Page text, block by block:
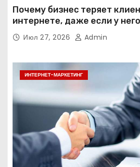
Почему бизнес теряет
интернете, даже если у
Июл 27, 2026 Admin
ИНТЕРНЕТ-МАРКЕТИНГ